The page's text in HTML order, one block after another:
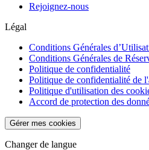
Rejoignez-nous
Légal
Conditions Générales
Conditions Générales de
Politique de confidentialité
Politique de confidentialité de
Politique d'utilisation des
Accord de protection des
Gérer mes cookies
Changer de langue